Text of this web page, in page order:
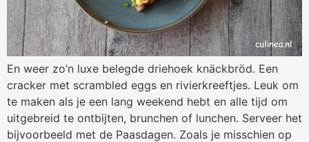
En weer zo’n luxe belegde driehoek knäckbröd. Een
cracker met scrambled eggs en rivierkreeftjes. Leuk om
te maken als je een lang weekend hebt en alle tijd om
uitgebreid te ontbijten, brunchen of lunchen. Serveer het
bijvoorbeeld met de Paasdagen. Zoals je misschien op